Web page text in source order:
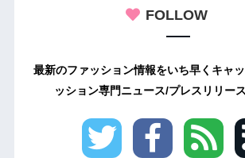
FOLLOW
最新のファッション情報をいち早くキャ
ッション専門ニュース/プレスリリー